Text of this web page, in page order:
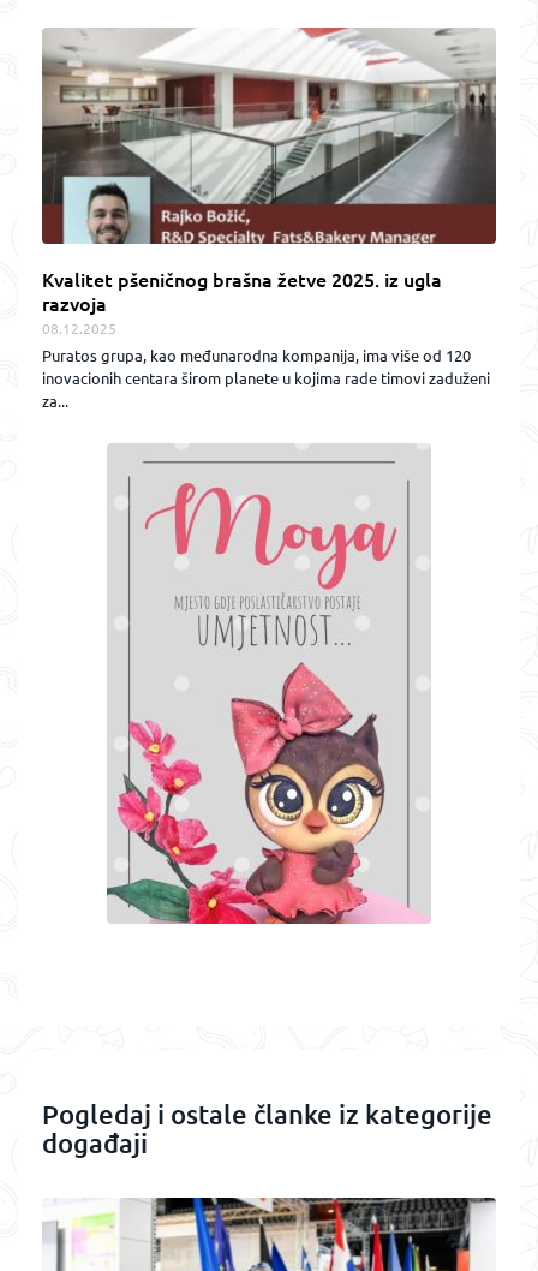
Kvalitet pšeničnog brašna žetve 2025. iz ugla
razvoja
08.12.2025
Puratos grupa, kao međunarodna kompanija, ima više od 120
inovacionih centara širom planete u kojima rade timovi zaduženi
za...
Pogledaj i ostale članke iz kategorije
događaji